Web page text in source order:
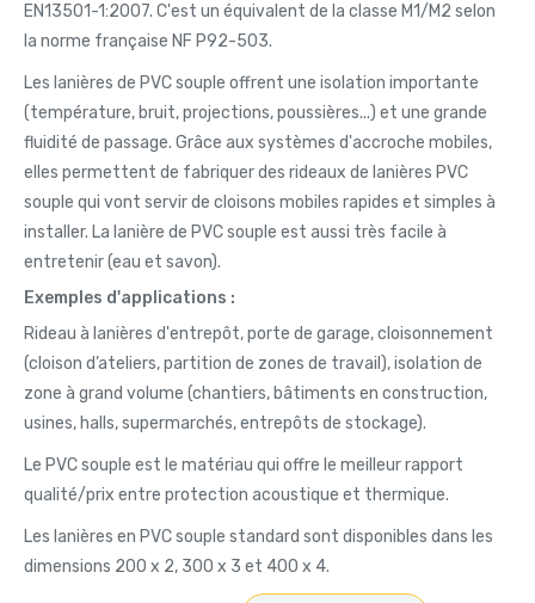
EN13501-1:2007. C'est un équivalent de la classe M1/M2 selon
la norme française NF P92-503.
Les lanières de PVC souple offrent une isolation importante
(température, bruit, projections, poussières...) et une grande
fluidité de passage. Grâce aux systèmes d'accroche mobiles,
elles permettent de fabriquer des rideaux de lanières PVC
souple qui vont servir de cloisons mobiles rapides et simples à
installer. La lanière de PVC souple est aussi très facile à
entretenir (eau et savon).
Exemples d'applications :
Rideau à lanières d'entrepôt, porte de garage, cloisonnement
(cloison d’ateliers, partition de zones de travail), isolation de
zone à grand volume (chantiers, bâtiments en construction,
usines, halls, supermarchés, entrepôts de stockage).
Le PVC souple est le matériau qui offre le meilleur rapport
qualité/prix entre protection acoustique et thermique.
Les lanières en PVC souple standard sont disponibles dans les
dimensions 200 x 2, 300 x 3 et 400 x 4.